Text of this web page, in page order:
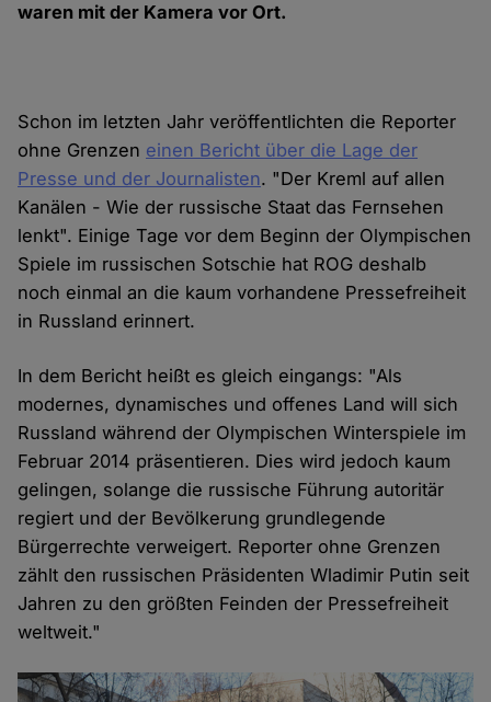
waren mit der Kamera vor Ort.
Schon im letzten Jahr veröffentlichten die Reporter
ohne Grenzen einen Bericht über die Lage der
Presse und der Journalisten. "Der Kreml auf allen
Kanälen - Wie der russische Staat das Fernsehen
lenkt". Einige Tage vor dem Beginn der Olympischen
Spiele im russischen Sotschie hat ROG deshalb
noch einmal an die kaum vorhandene Pressefreiheit
in Russland erinnert.
In dem Bericht heißt es gleich eingangs: "Als
modernes, dynamisches und offenes Land will sich
Russland während der Olympischen Winterspiele im
Februar 2014 präsentieren. Dies wird jedoch kaum
gelingen, solange die russische Führung autoritär
regiert und der Bevölkerung grundlegende
Bürgerrechte verweigert. Reporter ohne Grenzen
zählt den russischen Präsidenten Wladimir Putin seit
Jahren zu den größten Feinden der Pressefreiheit
weltweit."